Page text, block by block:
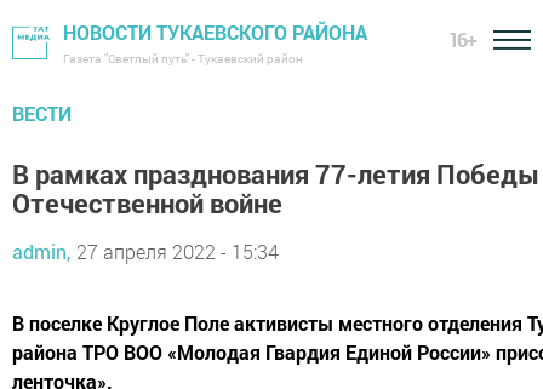
НОВОСТИ ТУКАЕВСКОГО РАЙОНА
Газета "Светлый путь" - Тукаевский район
16+
ВЕСТИ
В рамках празднования 77-летия
Отечественной войне
admin, 27 апреля 2022 - 15:34
В поселке Круглое Поле активисты местного отделения
района ТРО ВОО «Молодая Гвардия Единой России»
ленточка».